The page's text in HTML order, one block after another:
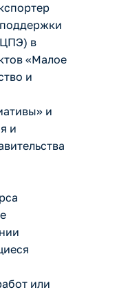
в
«Малое
и
и
и
или